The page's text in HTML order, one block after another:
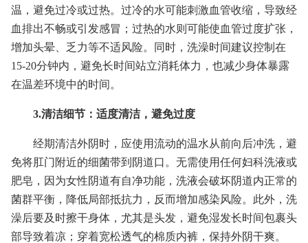
温，避免过冷或过热。过冷的水可能刺激血管收缩，导致经
血排出不畅或引发感冒；过热的水则可能使血管过度扩张，
增加头晕、乏力等不适风险。同时，洗澡时间建议控制在
15-20分钟内，避免长时间站立消耗体力，也减少身体暴露
在温差环境中的时间。
3.清洁细节：适度清洁，避免过度
经期清洁外阴时，应使用流动的温水从前向后冲洗，避
免将肛门附近的细菌带到阴道口。无需使用任何妇科洗液或
肥皂，因为女性阴道有自净功能，洗液会破坏阴道内正常的
菌群平衡，降低局部抵抗力，反而增加感染风险。此外，洗
澡后要及时擦干身体，尤其是头发，避免湿发长时间包裹头
部导致着凉；穿着宽松透气的棉质内裤，保持外阴干爽。